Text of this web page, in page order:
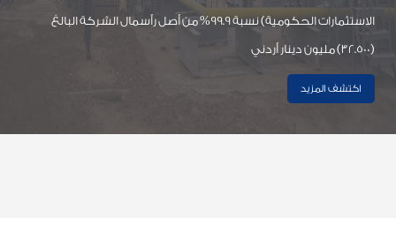
الاستثمارات الحكومية) نسبة 99.9% من أصل رأسمال الشركة البالغ
(32.500) مليون دينار أردني
اكتشف المزيد